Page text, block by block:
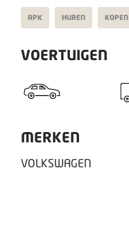
APK HUREN KOPEN
VOERTUIGEN
MERKEN
VOLKSWAGEN